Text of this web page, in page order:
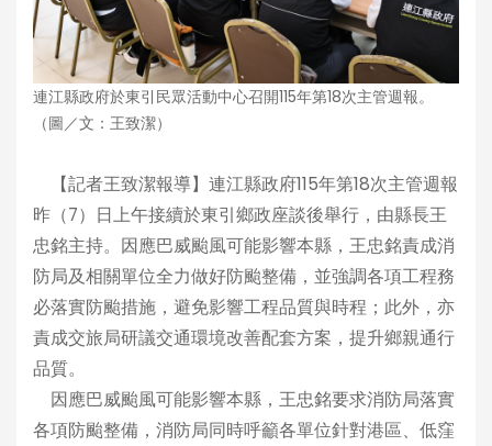
連江縣政府於東引民眾活動中心召開115年第18次主管週報。
（圖／文：王致潔）
【記者王致潔報導】連江縣政府115年第18次主管週報
昨（7）日上午接續於東引鄉政座談後舉行，由縣長王
忠銘主持。因應巴威颱風可能影響本縣，王忠銘責成消
防局及相關單位全力做好防颱整備，並強調各項工程務
必落實防颱措施，避免影響工程品質與時程；此外，亦
責成交旅局研議交通環境改善配套方案，提升鄉親通行
品質。
因應巴威颱風可能影響本縣，王忠銘要求消防局落實
各項防颱整備，消防局同時呼籲各單位針對港區、低窪